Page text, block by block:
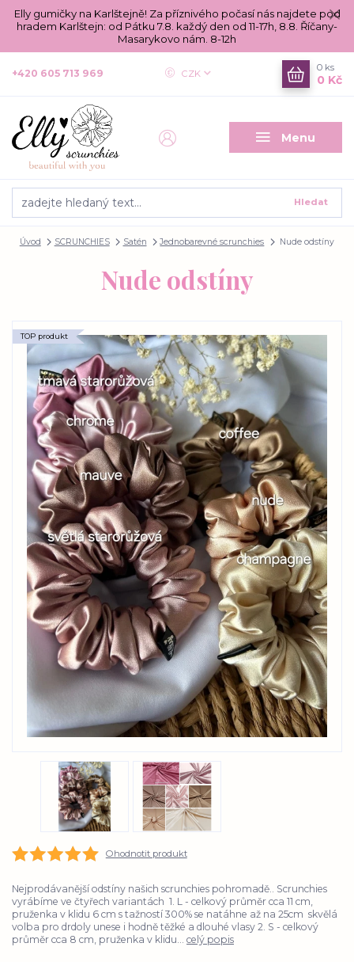
Elly gumičky na Karlštejně! Za příznivého počasí nás najdete pod
hradem Karlštejn: od Pátku 7.8. každý den od 11-17h, 8.8. Říčany-
Masarykovo nám. 8-12h
Menu
CZK
Hledat
+420 605 713 969
0 ks
0 Kč
Úvod SCRUNCHIES Satén Jednobarevné scrunchies Nude odstíny
Nude odstíny
TOP produkt
Ohodnotit produkt
Nejprodávanější odstíny našich scrunchies pohromadě.. Scrunchies
vyrábíme ve čtyřech variantách 1. L - celkový průměr cca 11 cm,
pruženka v klidu 6 cm s tažností 300% se natáhne až na 25cm skvělá
volba pro drdoly unese i hodně těžké a dlouhé vlasy 2. S - celkový
průměr cca 8 cm, pruženka v klidu... celý popis